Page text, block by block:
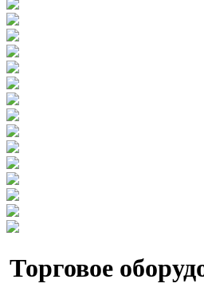
Торговое